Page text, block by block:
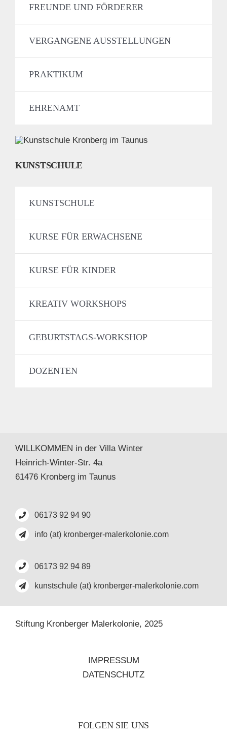
FREUNDE UND FÖRDERER
VERGANGENE AUSSTELLUNGEN
PRAKTIKUM
EHRENAMT
KUNSTSCHULE
KUNSTSCHULE
KURSE FÜR ERWACHSENE
KURSE FÜR KINDER
KREATIV WORKSHOPS
GEBURTSTAGS-WORKSHOP
DOZENTEN
WILLKOMMEN in der Villa Winter
Heinrich-Winter-Str. 4a
61476 Kronberg im Taunus
06173 92 94 90
info (at) kronberger-malerkolonie.com
06173 92 94 89
kunstschule (at) kronberger-malerkolonie.com
Stiftung Kronberger Malerkolonie, 2025
IMPRESSUM
DATENSCHUTZ
FOLGEN SIE UNS